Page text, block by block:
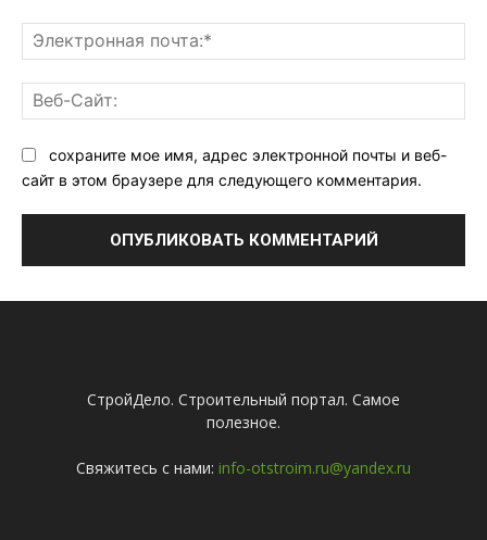
сохраните мое имя, адрес электронной почты и веб-
сайт в этом браузере для следующего комментария.
СтройДело. Строительный портал. Самое
полезное.
Свяжитесь с нами: info-otstroim.ru@yandex.ru